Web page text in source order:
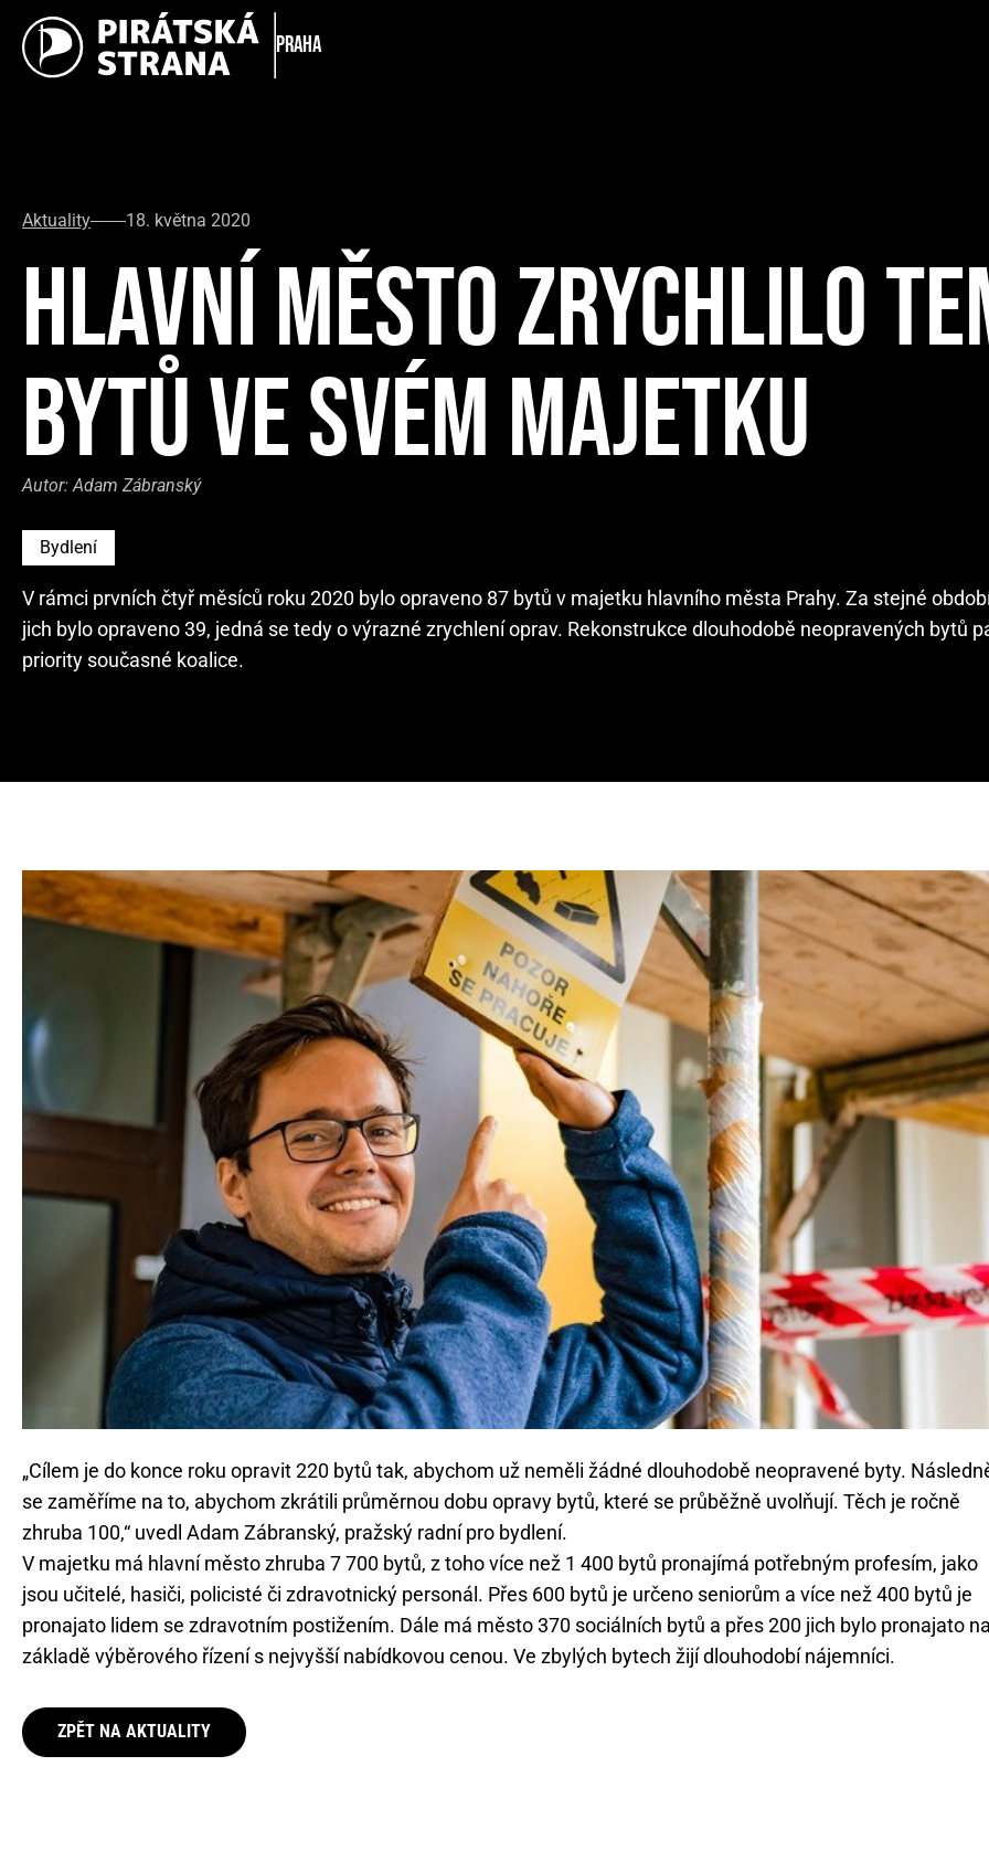
Praha
Aktuality 18. května 2020
HLAVNÍ MĚSTO ZRYCHLILO
BYTŮ VE SVÉM MAJETKU
Autor:Adam Zábranský
Bydlení
V rámci prvních čtyř měsíců roku 2020 bylo opraveno 87 bytů v majetku hlavního města Prahy. Za stejné
jich bylo opraveno 39, jedná se tedy o výrazné zrychlení oprav. Rekonstrukce dlouhodobě neopravených bytů
priority současné koalice.
„Cílem je do konce roku opravit 220 bytů tak, abychom už neměli žádné dlouhodobě neopravené byty.
se zaměříme na to, abychom zkrátili průměrnou dobu opravy bytů, které se průběžně uvolňují. Těch je ročně
zhruba 100,“ uvedl Adam Zábranský, pražský radní pro bydlení.
V majetku má hlavní město zhruba 7 700 bytů, z toho více než 1 400 bytů pronajímá potřebným profesím, jako
jsou učitelé, hasiči, policisté či zdravotnický personál. Přes 600 bytů je určeno seniorům a více než 400 bytů je
pronajato lidem se zdravotním postižením. Dále má město 370 sociálních bytů a přes 200 jich bylo pronajato
základě výběrového řízení s nejvyšší nabídkovou cenou. Ve zbylých bytech žijí dlouhodobí nájemníci.
ZPĚT NA AKTUALITY